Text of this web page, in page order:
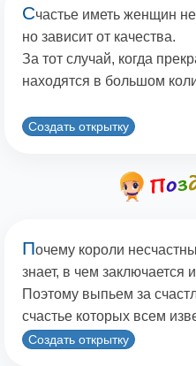
Счастье иметь женщин
но зависит от качества.
За тот случай, когда
находятся в большом
Создать открытку
Почему короли
знает, в чем заключается
Поэтому выпьем за
счастье которых всем
Создать открытку